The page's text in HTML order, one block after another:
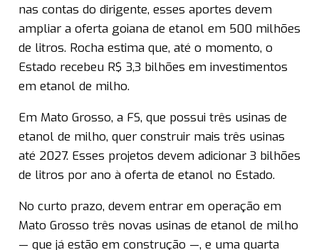
nas contas do dirigente, esses aportes devem
ampliar a oferta goiana de etanol em 500 milhões
de litros. Rocha estima que, até o momento, o
Estado recebeu R$ 3,3 bilhões em investimentos
em etanol de milho.
Em Mato Grosso, a FS, que possui três usinas de
etanol de milho, quer construir mais três usinas
até 2027. Esses projetos devem adicionar 3 bilhões
de litros por ano à oferta de etanol no Estado.
No curto prazo, devem entrar em operação em
Mato Grosso três novas usinas de etanol de milho
— que já estão em construção —, e uma quarta